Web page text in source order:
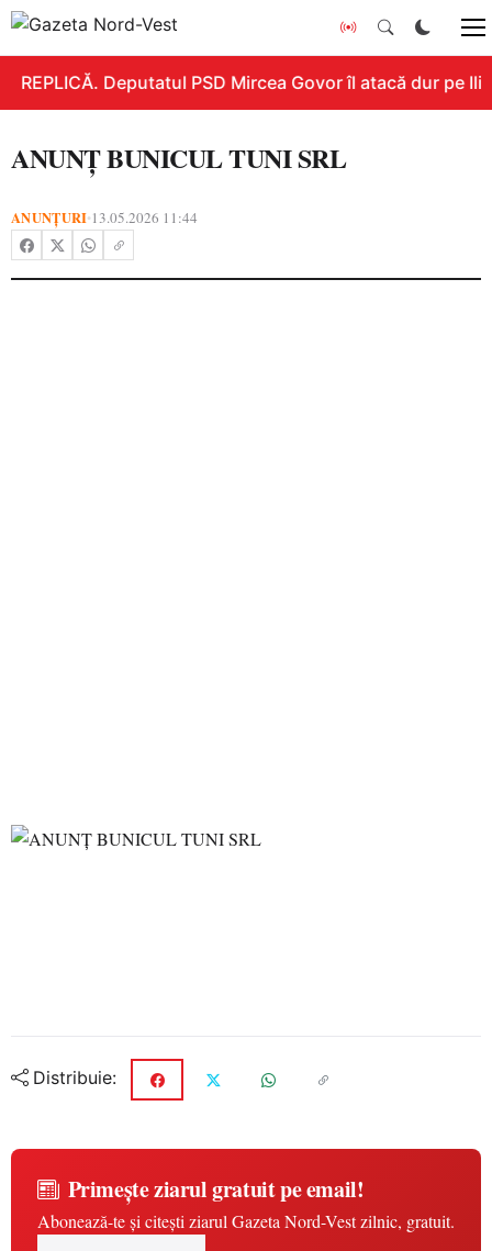
REPLICĂ. Deputatul PSD Mircea Govor îl atacă dur pe
ANUNȚ BUNICUL TUNI SRL
ANUNȚURI•13.05.2026 11:44
Distribuie:
Primește ziarul gratuit pe email!
Abonează-te și citești ziarul Gazeta Nord-Vest zilnic, gratuit.